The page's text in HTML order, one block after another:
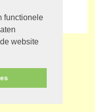
functionele
website